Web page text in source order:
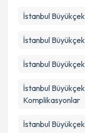
İstanbul
İstanbul
İstanbul
İstanbul
Komplikasyonlar
İstanbul